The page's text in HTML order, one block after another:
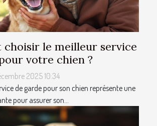
choisir le meilleur service
votre chien ?
2025 10:34
de garde pour son chien représente une
pour assurer son...